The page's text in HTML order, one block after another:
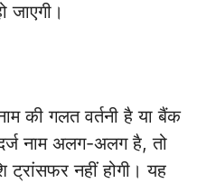
जाएगी।
की गलत वर्तनी है या बैंक
नाम अलग-अलग है, तो
ट्रांसफर नहीं होगी। यह